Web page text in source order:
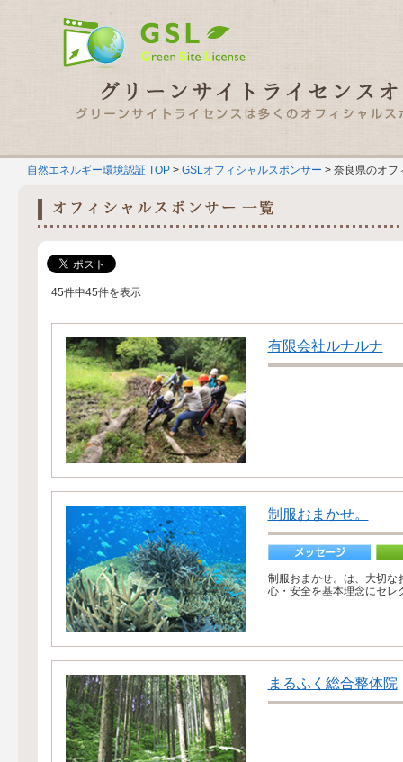
自然エネルギー環境認証 TOP > GSLオフィシャルスポンサー > 奈良県のオフ
45件中45件を表示
有限会社ルナルナ
制服おまかせ。
制服おまかせ。は、大切な
心・安全を基本理念にセレ
まるふく総合整体院